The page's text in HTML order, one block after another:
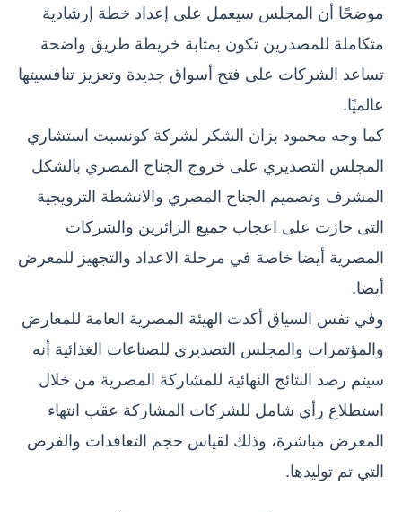
موضحًا أن المجلس سيعمل على إعداد خطة إرشادية
متكاملة للمصدرين تكون بمثابة خريطة طريق واضحة
تساعد الشركات على فتح أسواق جديدة وتعزيز تنافسيتها
عالميًا.
كما وجه محمود بزان الشكر لشركة كونسبت استشاري
المجلس التصديري على خروج الجناح المصري بالشكل
المشرف وتصميم الجناح المصري والانشطة الترويجية
التى حازت على اعجاب جميع الزائرين والشركات
المصرية أيضا خاصة في مرحلة الاعداد والتجهيز للمعرض
أيضا.
وفي نفس السياق أكدت الهيئة المصرية العامة للمعارض
والمؤتمرات والمجلس التصديري للصناعات الغذائية أنه
سيتم رصد النتائج النهائية للمشاركة المصرية من خلال
استطلاع رأي شامل للشركات المشاركة عقب انتهاء
المعرض مباشرة، وذلك لقياس حجم التعاقدات والفرص
التي تم توليدها.